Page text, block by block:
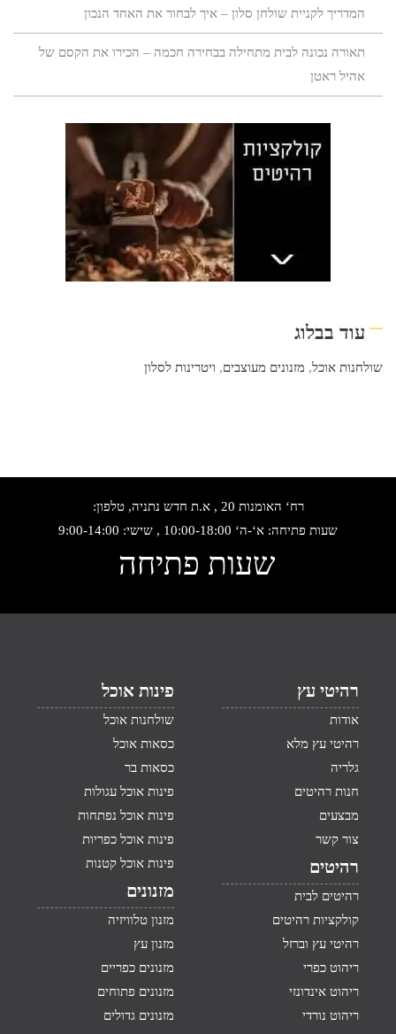
המדריך לקניית שולחן סלון – איך לבחור את האחד הנכון
תאורה נכונה לבית מתחילה בבחירה חכמה – הכירו את הקסם של
אהיל ראטן
עוד בבלוג
שולחנות אוכל, מזנונים מעוצבים, ויטרינות לסלון
רח‘ האומנות 20 , א.ת חדש נתניה, טלפון:
שעות פתיחה: א‘-ה‘ 10:00-18:00 , שישי: 9:00-14:00
שעות פתיחה
רהיטי עץ
אודות
רהיטי עץ מלא
גלריה
חנות רהיטים
מבצעים
צור קשר
רהיטים
רהיטים לבית
קולקציות רהיטים
רהיטי עץ וברזל
ריהוט כפרי
ריהוט אינדונזי
ריהוט נורדי
פינות אוכל
שולחנות אוכל
כסאות אוכל
כסאות בר
פינות אוכל עגולות
פינות אוכל נפתחות
פינות אוכל כפריות
פינות אוכל קטנות
מזנונים
מזנון טלוויזיה
מזנון עץ
מזנונים כפריים
מזנונים פתוחים
מזנונים גדולים